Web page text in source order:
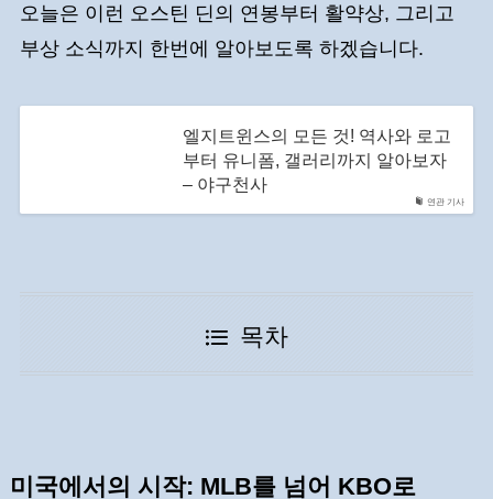
오늘은 이런 오스틴 딘의 연봉부터 활약상, 그리고
부상 소식까지 한번에 알아보도록 하겠습니다.
연관 기사
엘지트윈스의 모든 것! 역사와 로고
부터 유니폼, 갤러리까지 알아보자
– 야구천사
목차
미국에서의 시작: MLB를 넘어 KBO로